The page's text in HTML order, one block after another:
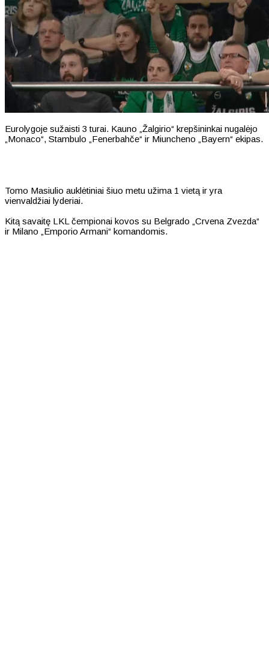
Eurolygoje sužaisti 3 turai. Kauno „Žalgirio“ krepšininkai nugalėjo
„Monaco“, Stambulo „Fenerbahče“ ir Miuncheno „Bayern“ ekipas.
Tomo Masiulio auklėtiniai šiuo metu užima 1 vietą ir yra
vienvaldžiai lyderiai.
Kitą savaitę LKL čempionai kovos su Belgrado „Crvena Zvezda“
ir Milano „Emporio Armani“ komandomis.